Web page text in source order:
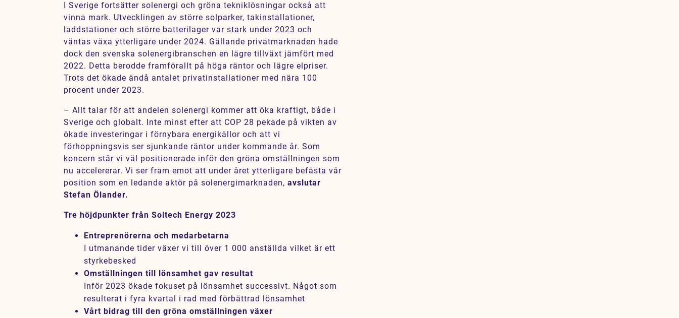
I Sverige fortsätter solenergi och gröna tekniklösningar också att
vinna mark. Utvecklingen av större solparker, takinstallationer,
laddstationer och större batterilager var stark under 2023 och
väntas växa ytterligare under 2024. Gällande privatmarknaden hade
dock den svenska solenergibranschen en lägre tillväxt jämfört med
2022. Detta berodde framförallt på höga räntor och lägre elpriser.
Trots det ökade ändå antalet privatinstallationer med nära 100
procent under 2023.
– Allt talar för att andelen solenergi kommer att öka kraftigt, både i
Sverige och globalt. Inte minst efter att COP 28 pekade på vikten av
ökade investeringar i förnybara energikällor och att vi
förhoppningsvis ser sjunkande räntor under kommande år. Som
koncern står vi väl positionerade inför den gröna omställningen som
nu accelererar. Vi ser fram emot att under året ytterligare befästa vår
position som en ledande aktör på solenergimarknaden, avslutar
Stefan Ölander.
Tre höjdpunkter från Soltech Energy 2023
Entreprenörerna och medarbetarna
I utmanande tider växer vi till över 1 000 anställda vilket är ett
styrkebesked
Omställningen till lönsamhet gav resultat
Inför 2023 ökade fokuset på lönsamhet successivt. Något som
resulterat i fyra kvartal i rad med förbättrad lönsamhet
Vårt bidrag till den gröna omställningen växer